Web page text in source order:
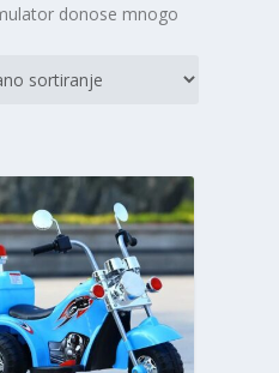
donose mnogo